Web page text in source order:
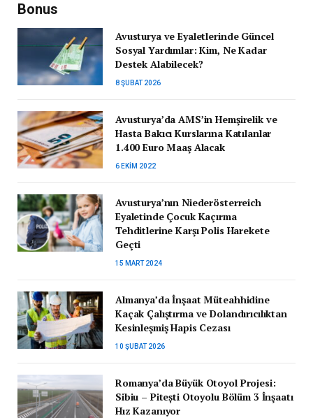
Bonus
Avusturya ve Eyaletlerinde Güncel
Sosyal Yardımlar: Kim, Ne Kadar
Destek Alabilecek?
8 ŞUBAT 2026
Avusturya’da AMS’in Hemşirelik ve
Hasta Bakıcı Kurslarına Katılanlar
1.400 Euro Maaş Alacak
6 EKIM 2022
Avusturya’nın Niederösterreich
Eyaletinde Çocuk Kaçırma
Tehditlerine Karşı Polis Harekete
Geçti
15 MART 2024
Almanya’da İnşaat Müteahhidine
Kaçak Çalıştırma ve Dolandırıcılıktan
Kesinleşmiş Hapis Cezası
10 ŞUBAT 2026
Romanya’da Büyük Otoyol Projesi:
Sibiu – Pitești Otoyolu Bölüm 3 İnşaatı
Hız Kazanıyor